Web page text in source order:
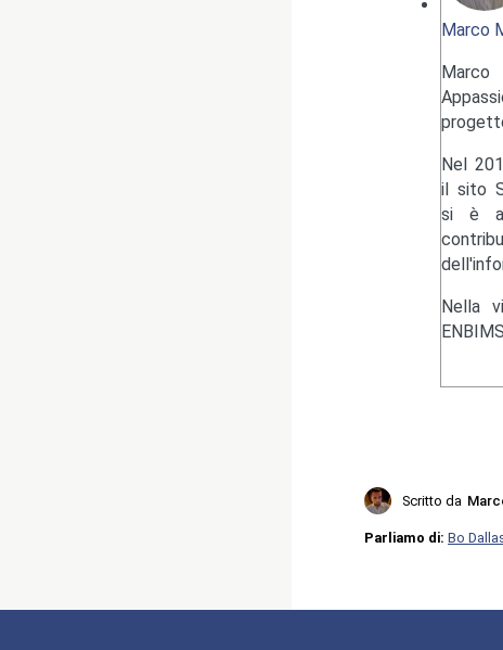
Marco
Nel
il sito
si è
Nella
Scritto da
Parliamo di: Bo